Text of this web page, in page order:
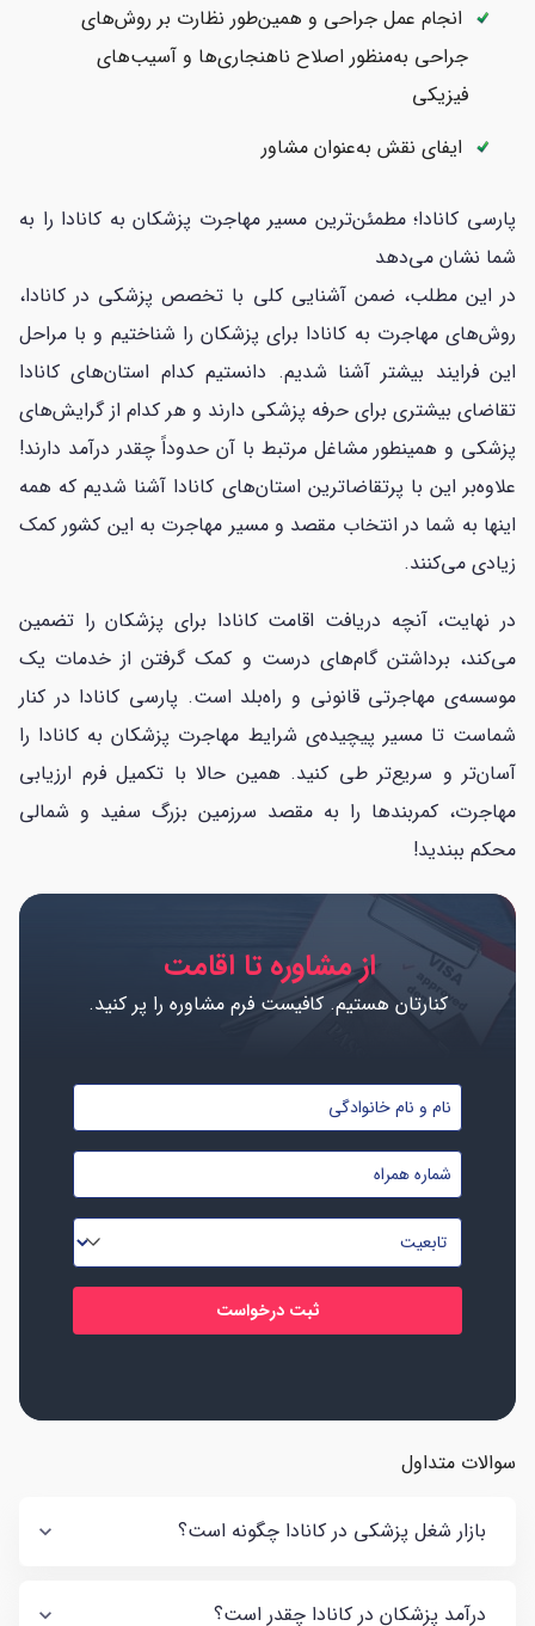
انجام عمل جراحی و همین‌طور نظارت بر روش‌های
جراحی به‌منظور اصلاح ناهنجاری‌ها و آسیب‌های
فیزیکی
ایفای نقش به‌عنوان مشاور
پارسی کانادا؛ مطمئن‌ترین مسیر مهاجرت پزشکان به کانادا را به
شما نشان می‌دهد
در این مطلب، ضمن آشنایی کلی با تخصص پزشکی در کانادا،
روش‌های مهاجرت به کانادا برای پزشکان را شناختیم و با مراحل
این فرایند بیشتر آشنا شدیم. دانستیم کدام استان‌های کانادا
تقاضای بیشتری برای حرفه پزشکی دارند و هر کدام از گرایش‌های
پزشکی و همینطور مشاغل مرتبط با آن حدوداً چقدر درآمد دارند!
علاوه‌بر‌ این با پرتقاضاترین استان‌های کانادا آشنا شدیم که همه
اینها به شما در انتخاب مقصد و مسیر مهاجرت به این کشور کمک
زیادی می‌کنند.
در نهایت، آنچه دریافت اقامت کانادا برای پزشکان را تضمین
می‌کند، برداشتن گام‌های درست و کمک گرفتن از خدمات یک
موسسه‌ی مهاجرتی قانونی و راه‌بلد است. پارسی کانادا در کنار
شماست تا مسیر پیچیده‌ی شرایط مهاجرت پزشکان به کانادا را
آسان‌تر و سریع‌تر طی کنید. همین حالا با تکمیل فرم ارزیابی
مهاجرت، کمربندها را به مقصد سرزمین بزرگ سفید و شمالی
محکم ببندید!
از مشاوره تا اقامت
کنارتان هستیم. کافیست فرم مشاوره را پر کنید.
نام
و
نام
خانوادگی
شماره
موبایل
تابعیت
*
سوالات متداول
بازار شغل پزشکی در کانادا چگونه است؟
درآمد پزشکان در کانادا چقدر است؟